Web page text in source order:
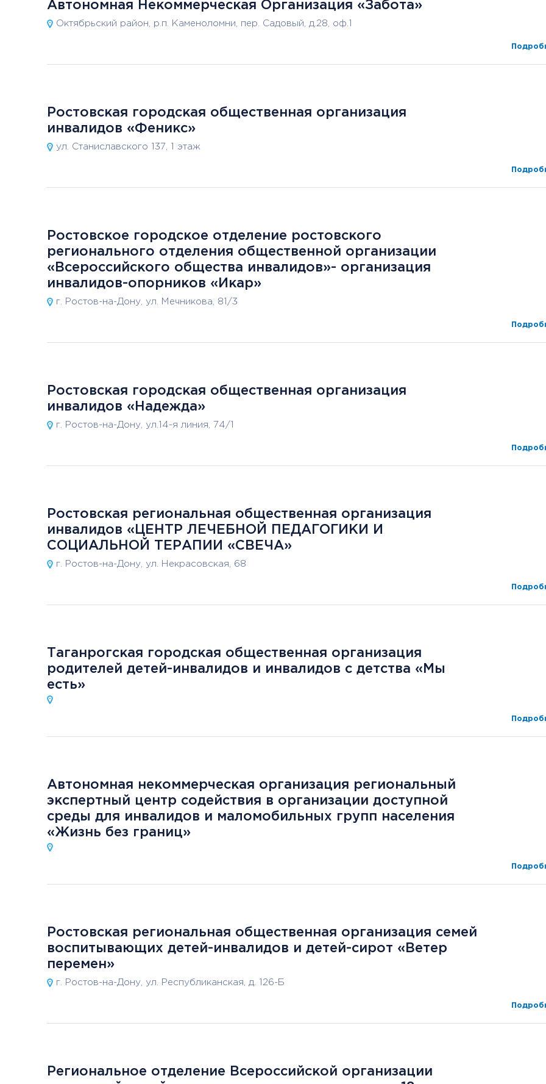
Автономная Некоммерческая Организация «Забота»
Октябрьский район, р.п. Каменоломни, пер. Садовый, д.28, оф.1
Ростовская городская общественная организация
инвалидов «Феникс»
ул. Станиславского 137, 1 этаж
Ростовское городское отделение ростовского
регионального отделения общественной организации
«Всероссийского общества инвалидов»- организация
инвалидов-опорников «Икар»
г. Ростов-на-Дону, ул. Мечникова, 81/3
Ростовская городская общественная организация
инвалидов «Надежда»
г. Ростов-на-Дону, ул.14-я линия, 74/1
Ростовская региональная общественная организация
инвалидов «ЦЕНТР ЛЕЧЕБНОЙ ПЕДАГОГИКИ И
СОЦИАЛЬНОЙ ТЕРАПИИ «СВЕЧА»
г. Ростов-на-Дону, ул. Некрасовская, 68
Таганрогская городская общественная организация
родителей детей-инвалидов и инвалидов с детства «Мы
есть»
Автономная некоммерческая организация региональный
экспертный центр содействия в организации доступной
среды для инвалидов и маломобильных групп населения
«Жизнь без границ»
Ростовская региональная общественная организация семей
воспитывающих детей-инвалидов и детей-сирот «Ветер
перемен»
г. Ростов-на-Дону, ул. Республиканская, д. 126-Б
Региональное отделение Всероссийской организации